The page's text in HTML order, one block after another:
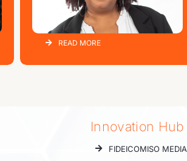
READ MORE
Innovation Hub
FIDEICOMISO MEDIA